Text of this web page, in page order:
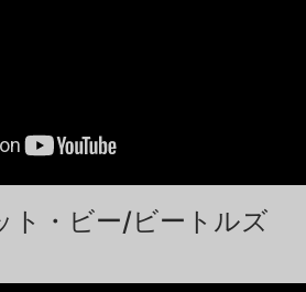
ト・ビー/ビートルズ